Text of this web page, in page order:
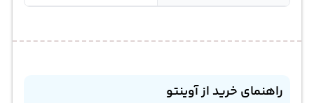
راهنمای خرید از آوینتو